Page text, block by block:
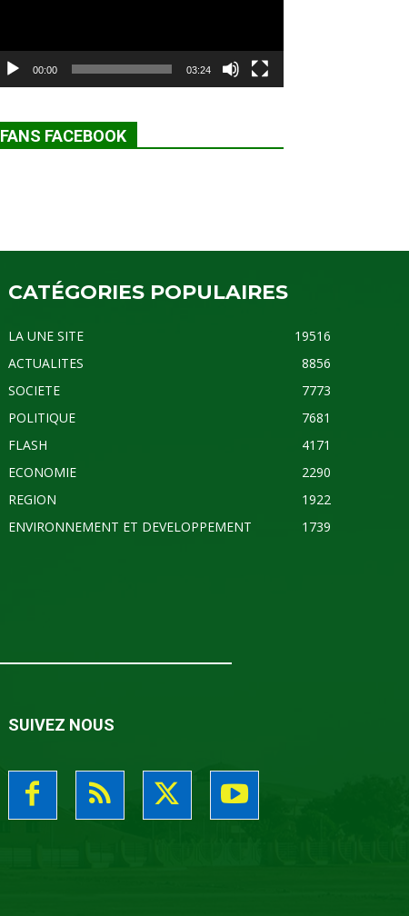
00:00 03:24
FANS FACEBOOK
CATÉGORIES POPULAIRES
LA UNE SITE
19516
ACTUALITES
8856
SOCIETE
7773
POLITIQUE
7681
FLASH
4171
ECONOMIE
2290
REGION
1922
ENVIRONNEMENT ET DEVELOPPEMENT
1739
SUIVEZ NOUS